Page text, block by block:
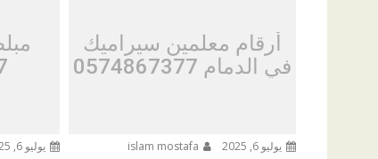
أرقام معلمين سيراميك
في الدمام 0574867377
يوليو 6, 2025 يوليو 6, 2025